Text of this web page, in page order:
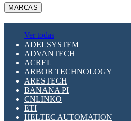
MARCAS
Ver todas
ADELSYSTEM
ADVANTECH
ACREL
ARBOR TECHNOLOGY
ARESTECH
BANANA PI
CNLINKO
ETI
HELTEC AUTOMATION